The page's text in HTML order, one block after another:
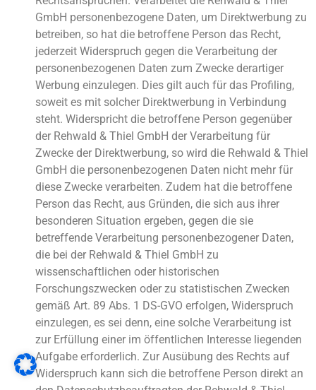
GmbH personenbezogene Daten, um Direktwerbung zu
betreiben, so hat die betroffene Person das Recht,
jederzeit Widerspruch gegen die Verarbeitung der
personenbezogenen Daten zum Zwecke derartiger
Werbung einzulegen. Dies gilt auch für das Profiling,
soweit es mit solcher Direktwerbung in Verbindung
steht. Widerspricht die betroffene Person gegenüber
der Rehwald & Thiel GmbH der Verarbeitung für
Zwecke der Direktwerbung, so wird die Rehwald & Thiel
GmbH die personenbezogenen Daten nicht mehr für
diese Zwecke verarbeiten. Zudem hat die betroffene
Person das Recht, aus Gründen, die sich aus ihrer
besonderen Situation ergeben, gegen die sie
betreffende Verarbeitung personenbezogener Daten,
die bei der Rehwald & Thiel GmbH zu
wissenschaftlichen oder historischen
Forschungszwecken oder zu statistischen Zwecken
gemäß Art. 89 Abs. 1 DS-GVO erfolgen, Widerspruch
einzulegen, es sei denn, eine solche Verarbeitung ist
zur Erfüllung einer im öffentlichen Interesse liegenden
Aufgabe erforderlich. Zur Ausübung des Rechts auf
Widerspruch kann sich die betroffene Person direkt an